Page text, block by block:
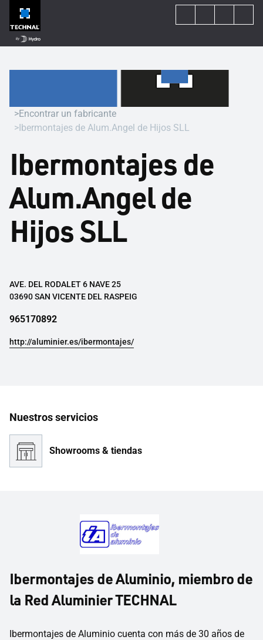
Encontrar un fabricante
Ibermontajes de Alum.Angel de Hijos SLL
Ibermontajes de
Alum.Angel de
Hijos SLL
AVE. DEL RODALET 6 NAVE 25
03690 SAN VICENTE DEL RASPEIG
965170892
http://aluminier.es/ibermontajes/
Nuestros servicios
Showrooms & tiendas
Ibermontajes de Aluminio, miembro de
la Red Aluminier TECHNAL
Ibermontajes de Aluminio cuenta con más de 30 años de